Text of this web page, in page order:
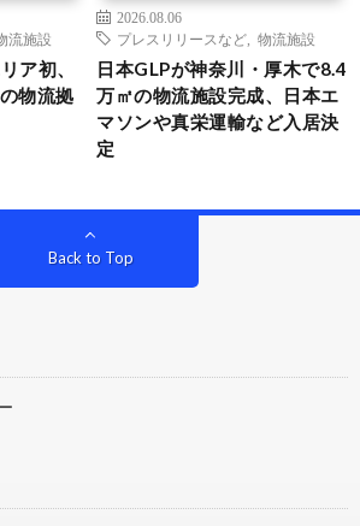
流施設
ア初、
物流拠
2026.08.06
プレスリリースなど
物流施設
日本GLPが神奈川・厚木で8.4
万㎡の物流施設完成、日本エ
マソンや真栄運輸など入居決
定
Back to Top